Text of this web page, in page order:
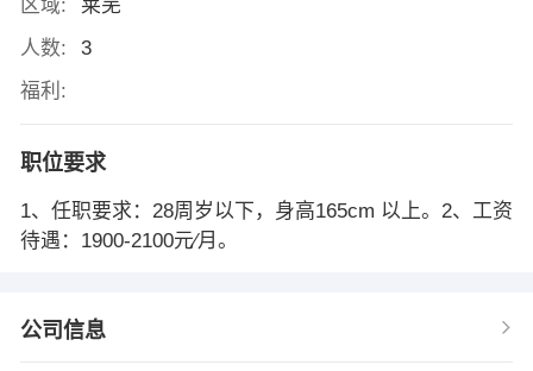
区域:
莱芜
人数:
3
福利:
职位要求
1、任职要求：28周岁以下，身高165cm 以上。2、工资
待遇：1900-2100元∕月。
公司信息